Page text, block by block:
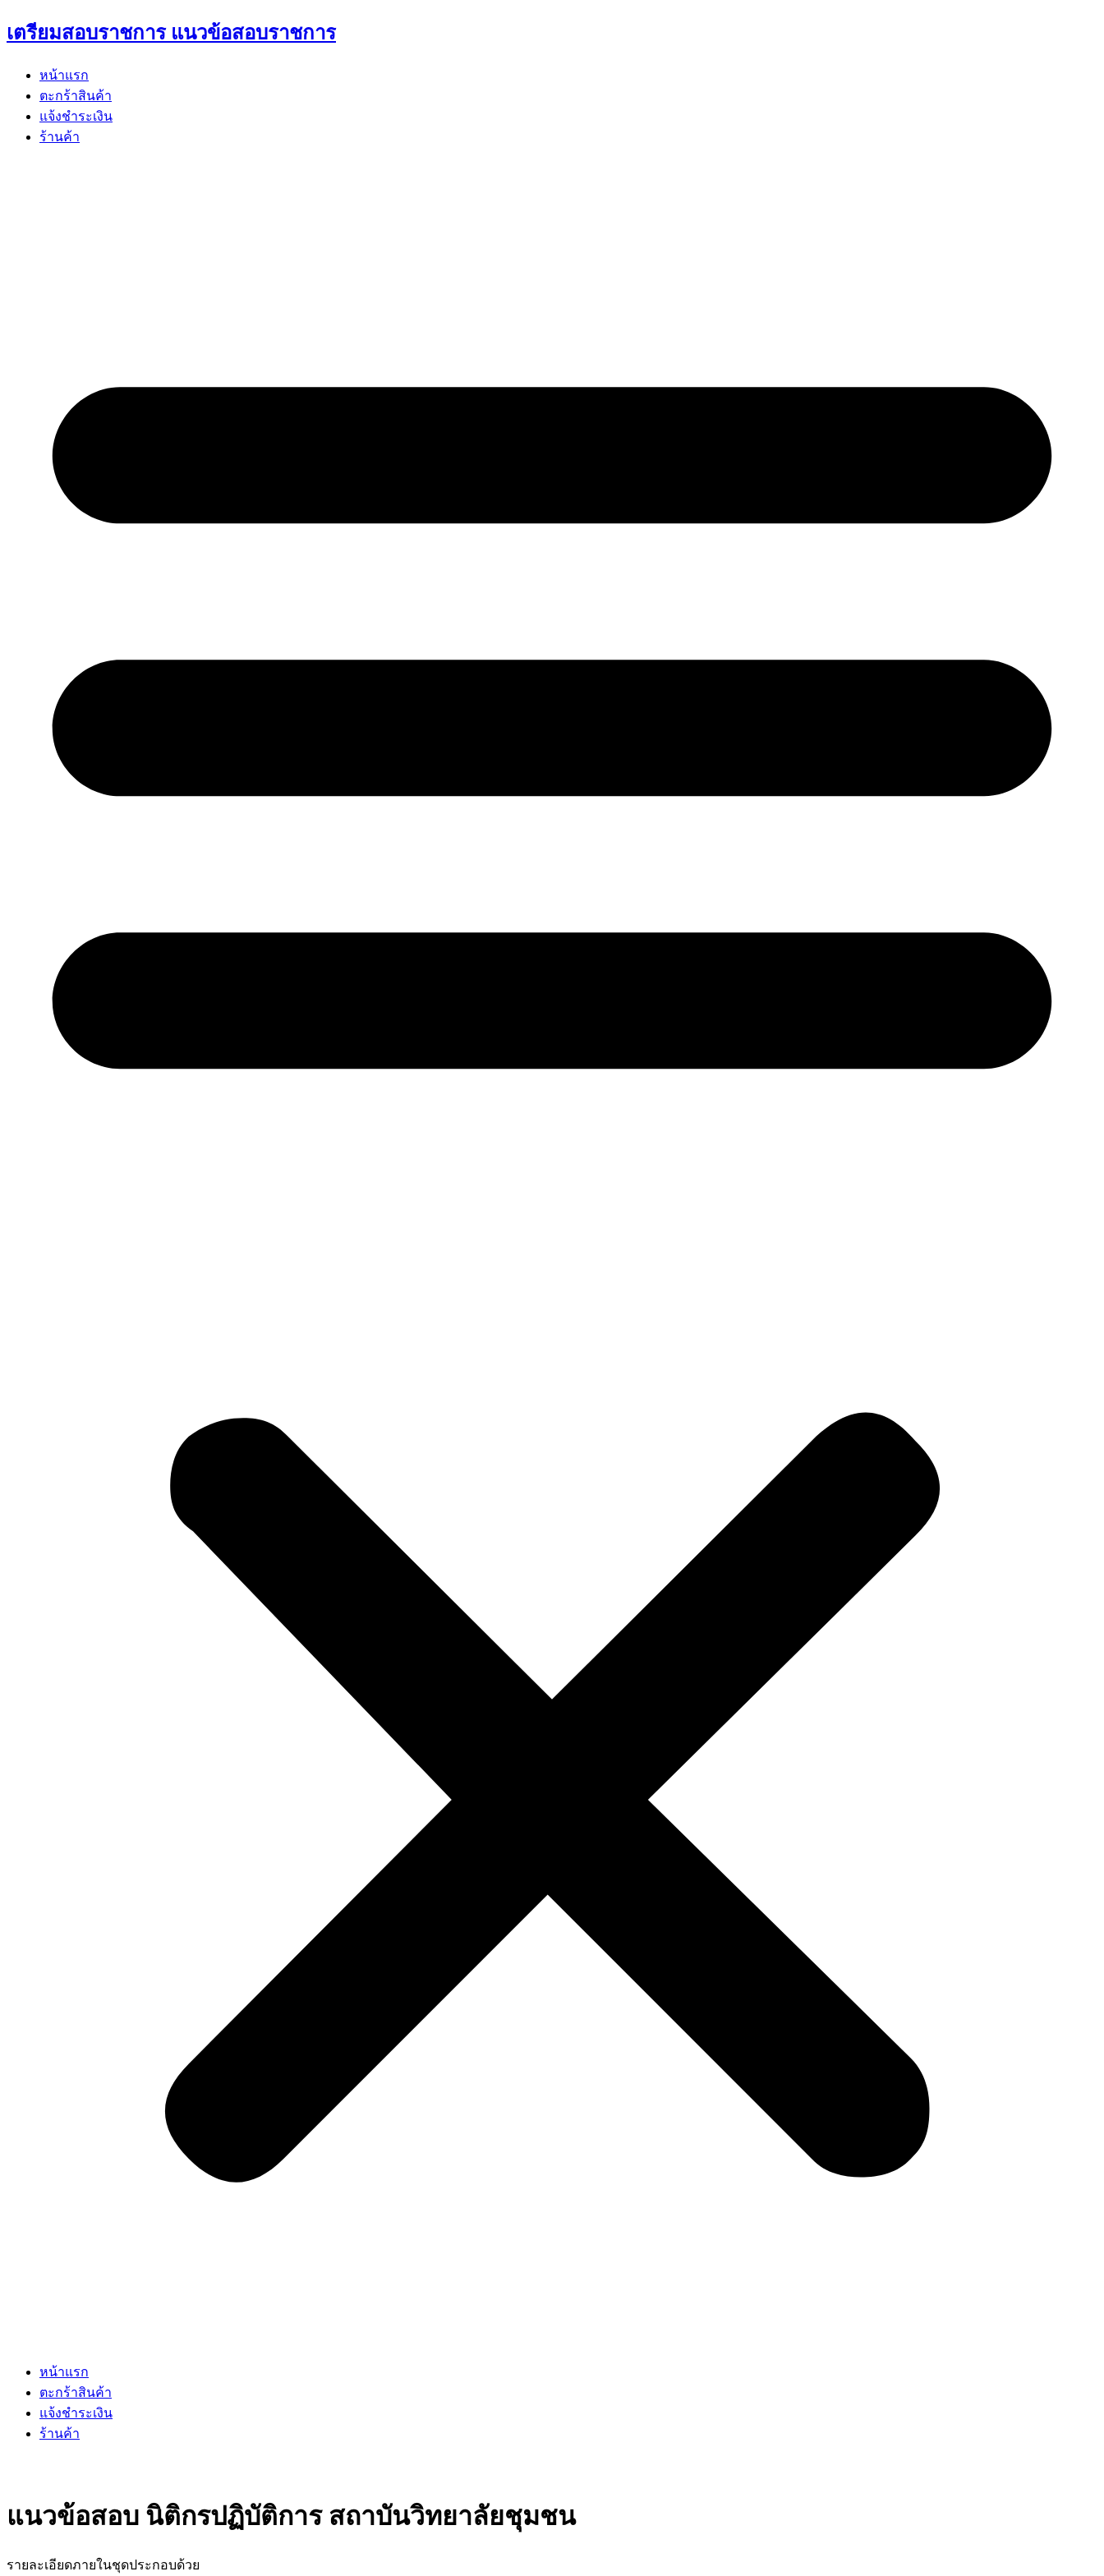
Skip
to
เตรียมสอบราชการ แนวข้อสอบราชการ
หน้าแรก
ตะกร้าสินค้า
แจ้งชำระเงิน
ร้านค้า
หน้าแรก
ตะกร้าสินค้า
แจ้งชำระเงิน
ร้านค้า
แนวข้อสอบ นิติกรปฏิบัติการ สถาบันวิทยาลัยชุมชน
รายละเอียดภายในชุดประกอบด้วย